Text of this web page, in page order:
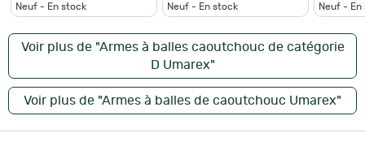
Neuf - En stock
Neuf - En stock
Neuf - En
Voir plus de "Armes à balles caoutchouc de catégorie
D Umarex"
Voir plus de "Armes à balles de caoutchouc Umarex"